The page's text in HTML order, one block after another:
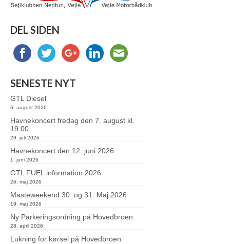
DEL SIDEN
SENESTE NYT
GTL Diesel
6. august 2026
Havnekoncert fredag den 7. august kl.
19:00
29. juli 2026
Havnekoncert den 12. juni 2026
1. juni 2026
GTL FUEL information 2026
26. maj 2026
Masteweekend 30. og 31. Maj 2026
19. maj 2026
Ny Parkeringsordning på Hovedbroen
28. april 2026
Lukning for kørsel på Hovedbroen